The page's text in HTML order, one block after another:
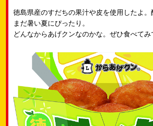
徳島県産のすだちの果汁や皮を使用したよ
まだ暑い夏にぴったり。
どんなからあげクンなのかな。ぜひ食べてみ